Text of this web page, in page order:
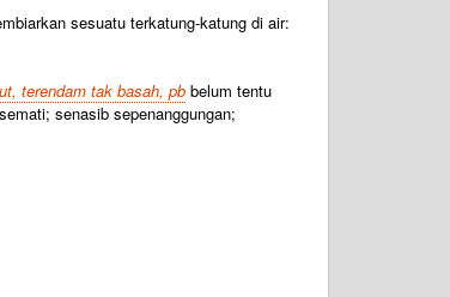
sesuatu terkatung-katung di air:
terendam tak basah, pb belum tentu
senasib sepenanggungan;